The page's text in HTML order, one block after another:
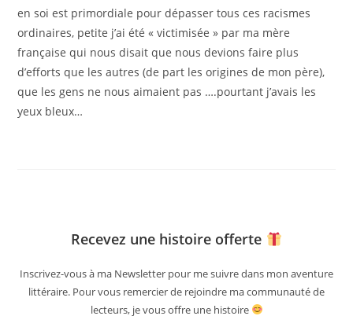
en soi est primordiale pour dépasser tous ces racismes
ordinaires, petite j’ai été « victimisée » par ma mère
française qui nous disait que nous devions faire plus
d’efforts que les autres (de part les origines de mon père),
que les gens ne nous aimaient pas ….pourtant j’avais les
yeux bleux…
Recevez une histoire offerte
Inscrivez-vous à ma Newsletter pour me suivre dans mon aventure
littéraire. Pour vous remercier de rejoindre ma communauté de
lecteurs, je vous offre une histoire